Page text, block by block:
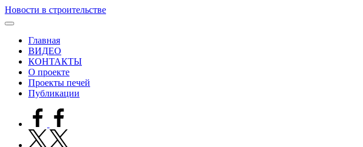
Перейти
к
Новости в строительстве
Современные
строительстве
Главная
ВИДЕО
КОНТАКТЫ
О проекте
Проекты печей
Публикации
facebook.com
twitter.com